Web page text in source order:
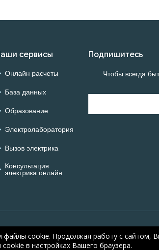
сервисы
Онлайн расчеты
База данных
Образование
Электролаборатория
Вызов электрика
Консультация
электрика онлайн
Подпишитесь
Чтобы всегда
electric.ru, 2008-2026
cookie. Продолжая работу с сайтом,
в настройках Вашего браузера.